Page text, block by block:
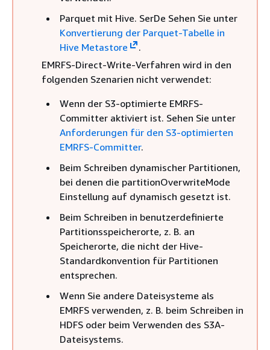
Parquet mit Hive. SerDe Sehen Sie unter
Konvertierung der Parquet-Tabelle in
Hive Metastore
.
EMRFS-Direct-Write-Verfahren wird in den
folgenden Szenarien nicht verwendet:
Wenn der S3-optimierte EMRFS-
Committer aktiviert ist. Sehen Sie unter
Anforderungen für den S3-optimierten
EMRFS-Committer.
Beim Schreiben dynamischer Partitionen,
bei denen die partitionOverwriteMode
Einstellung auf dynamisch gesetzt ist.
Beim Schreiben in benutzerdefinierte
Partitionsspeicherorte, z. B. an
Speicherorte, die nicht der Hive-
Standardkonvention für Partitionen
entsprechen.
Wenn Sie andere Dateisysteme als
EMRFS verwenden, z. B. beim Schreiben in
HDFS oder beim Verwenden des S3A-
Dateisystems.